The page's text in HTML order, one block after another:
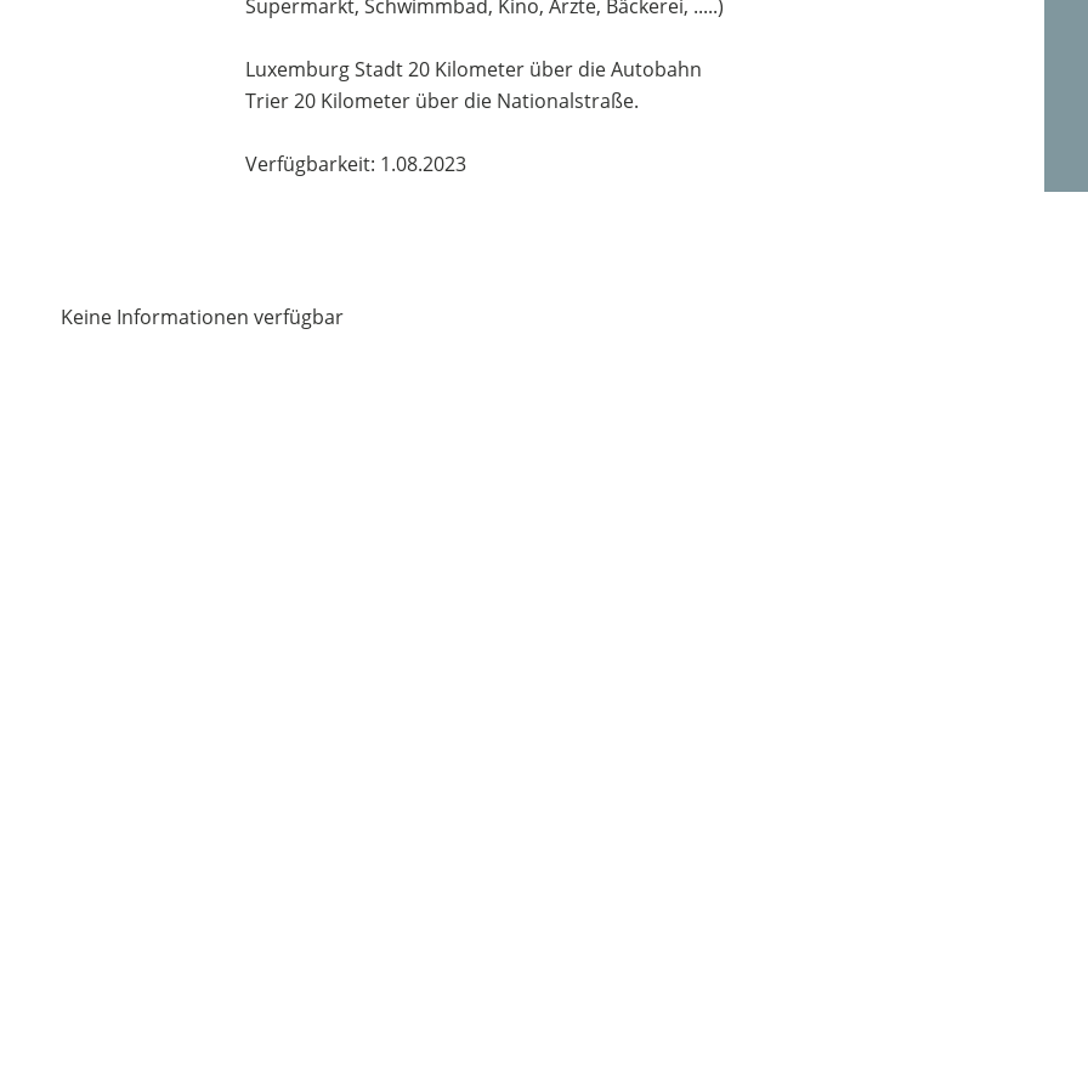
Supermarkt, Schwimmbad, Kino, Ärzte, Bäckerei, .....)
Luxemburg Stadt 20 Kilometer über die Autobahn
Trier 20 Kilometer über die Nationalstraße.
Verfügbarkeit: 1.08.2023
Keine Informationen verfügbar